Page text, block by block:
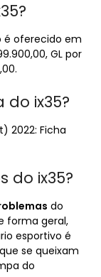
é oferecido em
GL por
ix35?
2022: Ficha
do ix35?
do
forma geral,
esportivo é
se queixam
do